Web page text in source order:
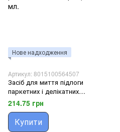
Нове надходження
Артикул: 8015100564507
Засіб для миття підлоги
паркетних і делікатних
поверхонь BREF brillante
pavimenti marmo&parq. 1250
мл.
214.75 грн
Купити